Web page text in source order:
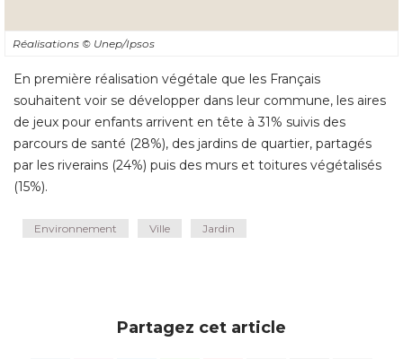
Réalisations © Unep/Ipsos
En première réalisation végétale que les Français
souhaitent voir se développer dans leur commune, les aires
de jeux pour enfants arrivent en tête à 31% suivis des
parcours de santé (28%), des jardins de quartier, partagés
par les riverains (24%) puis des murs et toitures végétalisés
(15%).
Environnement Ville Jardin
Partagez cet article